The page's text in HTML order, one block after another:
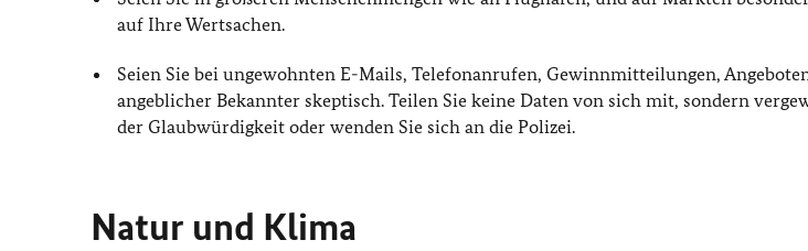
auf Ihre Wertsachen.
Seien Sie bei ungewohnten E-Mails, Telefonanrufen, Gewinnmitteilungen,
angeblicher Bekannter skeptisch. Teilen Sie keine Daten von sich mit, sondern
der Glaubwürdigkeit oder wenden Sie sich an die Polizei.
Natur und Klima